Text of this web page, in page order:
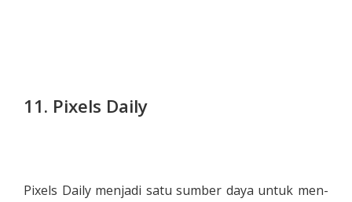
11. Pixels Daily
Pixels Daily menjadi satu sumber daya untuk men-